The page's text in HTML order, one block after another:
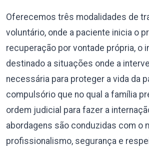
Oferecemos três modalidades de
voluntário, onde a paciente inicia o
recuperação por vontade própria, o
destinado a situações onde a
necessária para proteger a vida da
compulsório que no qual a família
ordem judicial para fazer a
abordagens são conduzidas com o
profissionalismo, segurança e